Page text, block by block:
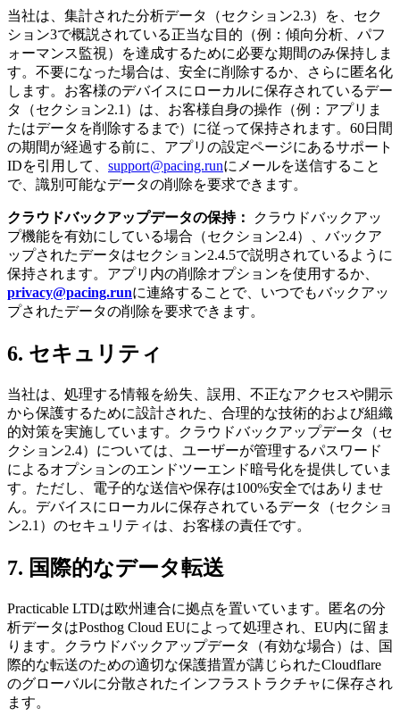
当社は、集計された分析データ（セクション2.3）を、セク
ション3で概説されている正当な目的（例：傾向分析、パフ
ォーマンス監視）を達成するために必要な期間のみ保持しま
す。不要になった場合は、安全に削除するか、さらに匿名化
します。お客様のデバイスにローカルに保存されているデー
タ（セクション2.1）は、お客様自身の操作（例：アプリま
たはデータを削除するまで）に従って保持されます。60日間
の期間が経過する前に、アプリの設定ページにあるサポート
IDを引用して、 support@pacing.runにメールを送信すること
で、識別可能なデータの削除を要求できます。
クラウドバックアップデータの保持：
クラウドバックアッ
プ機能を有効にしている場合（セクション2.4）、バックア
ップされたデータはセクション2.4.5で説明されているように
保持されます。アプリ内の削除オプションを使用するか、
privacy@pacing.runに連絡することで、いつでもバックアッ
プされたデータの削除を要求できます。
6. セキュリティ
当社は、処理する情報を紛失、誤用、不正なアクセスや開示
から保護するために設計された、合理的な技術的および組織
的対策を実施しています。クラウドバックアップデータ（セ
クション2.4）については、ユーザーが管理するパスワード
によるオプションのエンドツーエンド暗号化を提供していま
す。ただし、電子的な送信や保存は100%安全ではありませ
ん。デバイスにローカルに保存されているデータ（セクショ
ン2.1）のセキュリティは、お客様の責任です。
7. 国際的なデータ転送
Practicable LTDは欧州連合に拠点を置いています。匿名の分
析データはPosthog Cloud EUによって処理され、EU内に留ま
ります。クラウドバックアップデータ（有効な場合）は、国
際的な転送のための適切な保護措置が講じられたCloudflare
のグローバルに分散されたインフラストラクチャに保存され
ます。